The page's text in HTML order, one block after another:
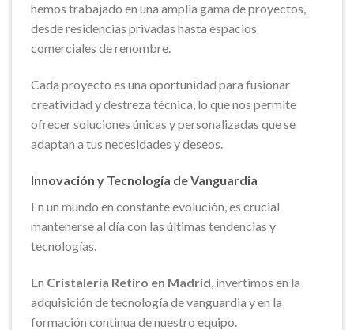
hemos trabajado en una amplia gama de proyectos,
desde residencias privadas hasta espacios
comerciales de renombre.
Cada proyecto es una oportunidad para fusionar
creatividad y destreza técnica, lo que nos permite
ofrecer soluciones únicas y personalizadas que se
adaptan a tus necesidades y deseos.
Innovación y Tecnología de Vanguardia
En un mundo en constante evolución, es crucial
mantenerse al día con las últimas tendencias y
tecnologías.
En Cristalería Retiro en Madrid , invertimos en la
adquisición de tecnología de vanguardia y en la
formación continua de nuestro equipo.